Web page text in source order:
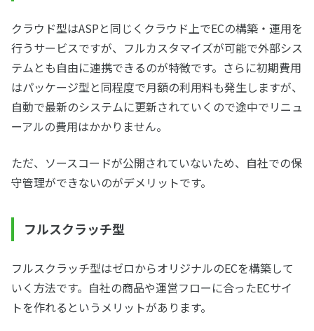
クラウド型はASPと同じくクラウド上でECの構築・運用を
行うサービスですが、フルカスタマイズが可能で外部シス
テムとも自由に連携できるのが特徴です。さらに初期費用
はパッケージ型と同程度で月額の利用料も発生しますが、
自動で最新のシステムに更新されていくので途中でリニュ
ーアルの費用はかかりません。
ただ、ソースコードが公開されていないため、自社での保
守管理ができないのがデメリットです。
フルスクラッチ型
フルスクラッチ型はゼロからオリジナルのECを構築して
いく方法です。自社の商品や運営フローに合ったECサイ
トを作れるというメリットがあります。